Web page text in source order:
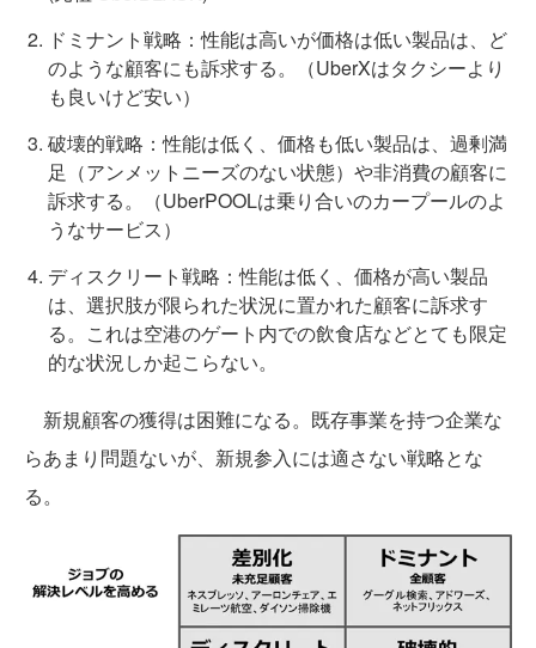
ドミナント戦略：性能は高いが価格は低い製品は、ど
のような顧客にも訴求する。（UberXはタクシーより
も良いけど安い）
破壊的戦略：性能は低く、価格も低い製品は、過剰満
足（アンメットニーズのない状態）や非消費の顧客に
訴求する。（UberPOOLは乗り合いのカープールのよ
うなサービス）
ディスクリート戦略：性能は低く、価格が高い製品
は、選択肢が限られた状況に置かれた顧客に訴求す
る。これは空港のゲート内での飲食店などとても限定
的な状況しか起こらない。
新規顧客の獲得は困難になる。既存事業を持つ企業な
らあまり問題ないが、新規参入には適さない戦略とな
る。